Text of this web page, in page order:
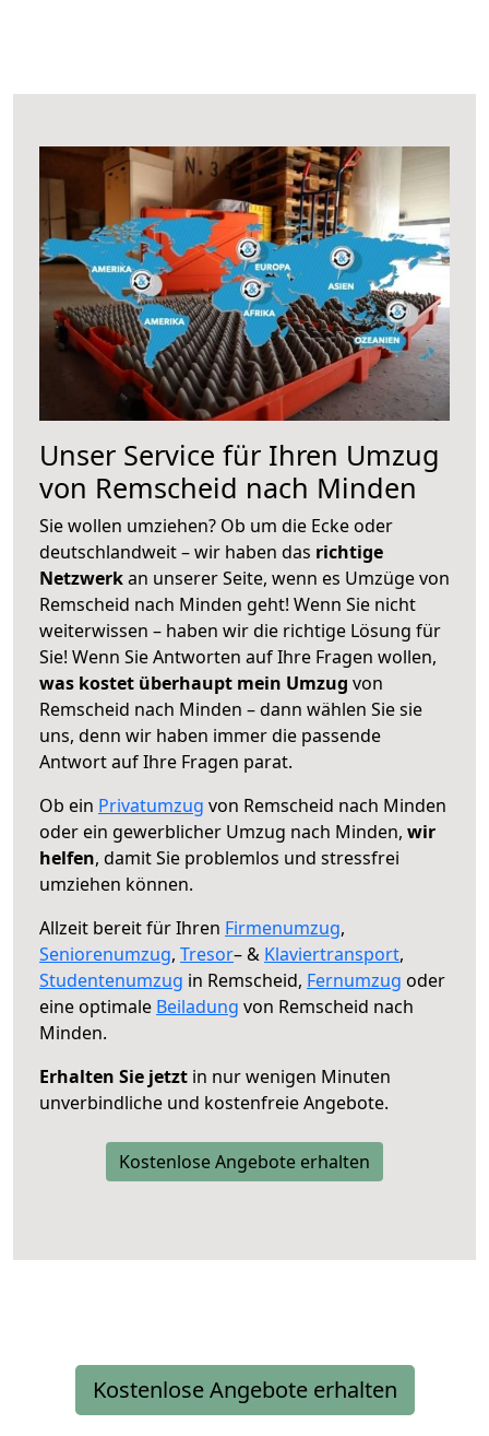
Unser Service für Ihren Umzug
von Remscheid nach Minden
Sie wollen umziehen? Ob um die Ecke oder
deutschlandweit – wir haben das richtige
Netzwerkan unserer Seite, wenn es Umzüge von
Remscheid nach Minden geht! Wenn Sie nicht
weiterwissen – haben wir die richtige Lösung für
Sie! Wenn Sie Antworten auf Ihre Fragen wollen,
was kostet überhaupt mein Umzug von
Remscheid nach Minden – dann wählen Sie sie
uns, denn wir haben immer die passende
Antwort auf Ihre Fragen parat.
Ob ein Privatumzug von Remscheid nach Minden
oder ein gewerblicher Umzug nach Minden, wir
helfen, damit Sie problemlos und stressfrei
umziehen können.
Allzeit bereit für Ihren Firmenumzug,
Seniorenumzug, Tresor– & Klaviertransport,
Studentenumzug in Remscheid, Fernumzug oder
eine optimale Beiladung von Remscheid nach
Minden.
Erhalten Sie jetzt in nur wenigen Minuten
unverbindliche und kostenfreie Angebote.
Kostenlose Angebote erhalten
Kostenlose Angebote erhalten